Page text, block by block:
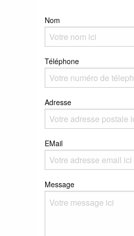
Nom
Téléphone
Adresse
EMail
Message